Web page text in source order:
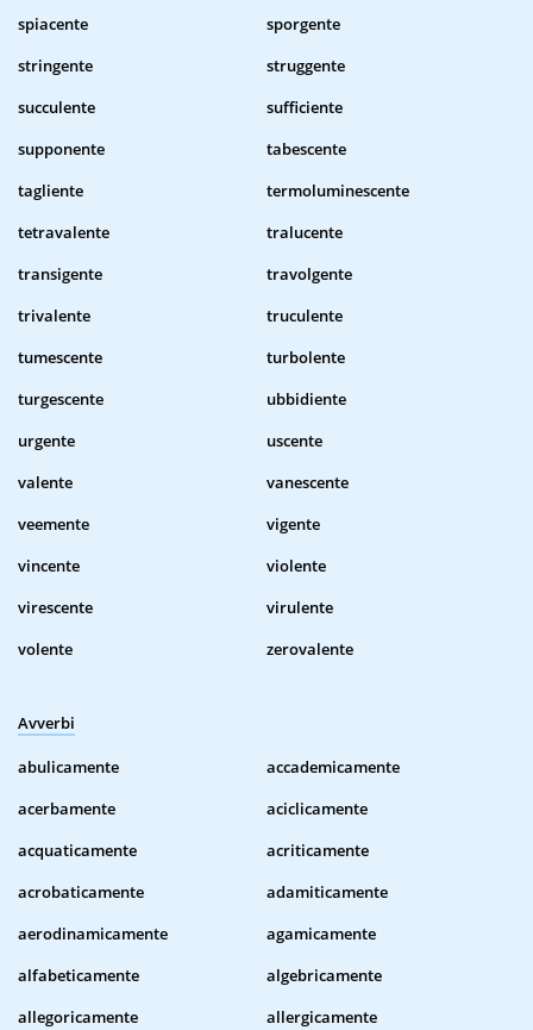
spiacente
sporgente
stringente
struggente
succulente
sufficiente
supponente
tabescente
tagliente
termoluminescente
tetravalente
tralucente
transigente
travolgente
trivalente
truculente
tumescente
turbolente
turgescente
ubbidiente
urgente
uscente
valente
vanescente
veemente
vigente
vincente
violente
virescente
virulente
volente
zerovalente
Avverbi
abulicamente
accademicamente
acerbamente
aciclicamente
acquaticamente
acriticamente
acrobaticamente
adamiticamente
aerodinamicamente
agamicamente
alfabeticamente
algebricamente
allegoricamente
allergicamente